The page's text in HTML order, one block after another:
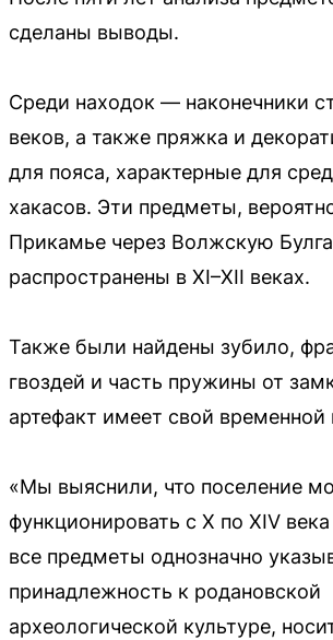
сделаны выводы.
Среди находок — наконечники
веков, а также пряжка и
для пояса, характерные для
хакасов. Эти предметы,
Прикамье через Волжскую
распространены в XI–XII веках.
Также были найдены зубило,
гвоздей и часть пружины от
артефакт имеет свой временной
«Мы выяснили, что поселение
функционировать с X по XIV
все предметы однозначно
принадлежность к родановской
археологической культуре,